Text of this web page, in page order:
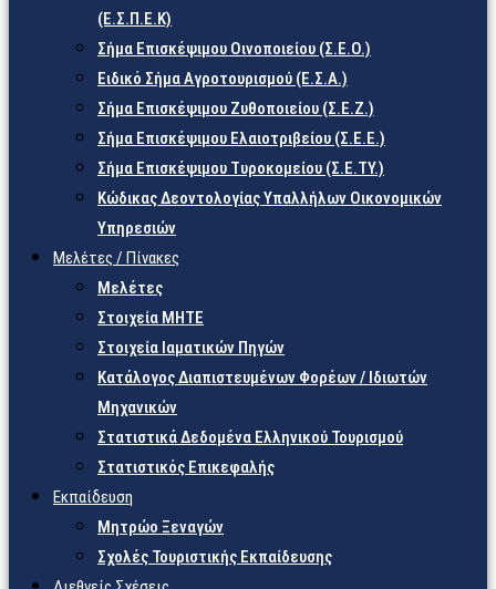
(Ε.Σ.Π.Ε.Κ)
Σήμα Επισκέψιμου Οινοποιείου (Σ.Ε.Ο.)
Ειδικό Σήμα Αγροτουρισμού (Ε.Σ.Α.)
Σήμα Επισκέψιμου Ζυθοποιείου (Σ.Ε.Ζ.)
Σήμα Επισκέψιμου Ελαιοτριβείου (Σ.Ε.Ε.)
Σήμα Επισκέψιμου Τυροκομείου (Σ.Ε.TY.)
Κώδικας Δεοντολογίας Υπαλλήλων Οικονομικών
Υπηρεσιών
Μελέτες / Πίνακες
Μελέτες
Στοιχεία ΜΗΤΕ
Στοιχεία Ιαματικών Πηγών
Κατάλογος Διαπιστευμένων Φορέων / Ιδιωτών
Μηχανικών
Στατιστικά Δεδομένα Ελληνικού Τουρισμού
Στατιστικός Επικεφαλής
Εκπαίδευση
Μητρώο Ξεναγών
Σχολές Τουριστικής Εκπαίδευσης